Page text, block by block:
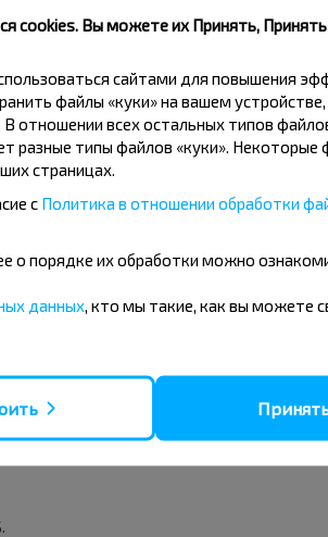
Утро
День
10
+19°C Утро
+27°C День
cookies. Вы можете их Принять,
сайтами для повышения
файлы «куки» на вашем устройстве,
отношении всех остальных типов
разные типы файлов «куки». Некоторые
страницах.
с Политика в отношении обработки
о порядке их обработки можно
данных , кто мы такие, как вы можете